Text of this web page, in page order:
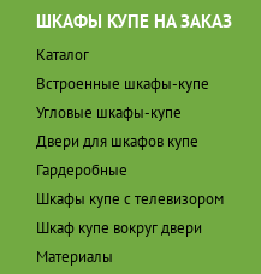
ШКАФЫ КУПЕ НА ЗАКАЗ
Каталог
Встроенные шкафы-купе
Угловые шкафы-купе
Двери для шкафов купе
Гардеробные
Шкафы купе с телевизором
Шкаф купе вокруг двери
Материалы